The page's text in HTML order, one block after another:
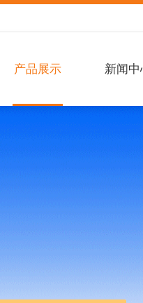
产品展示 新闻中